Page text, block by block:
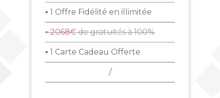
▪ 1 Offre Fidélité en illimitée
▪2068€de gratuités à 100%
▪ 1 Carte Cadeau Offerte
/